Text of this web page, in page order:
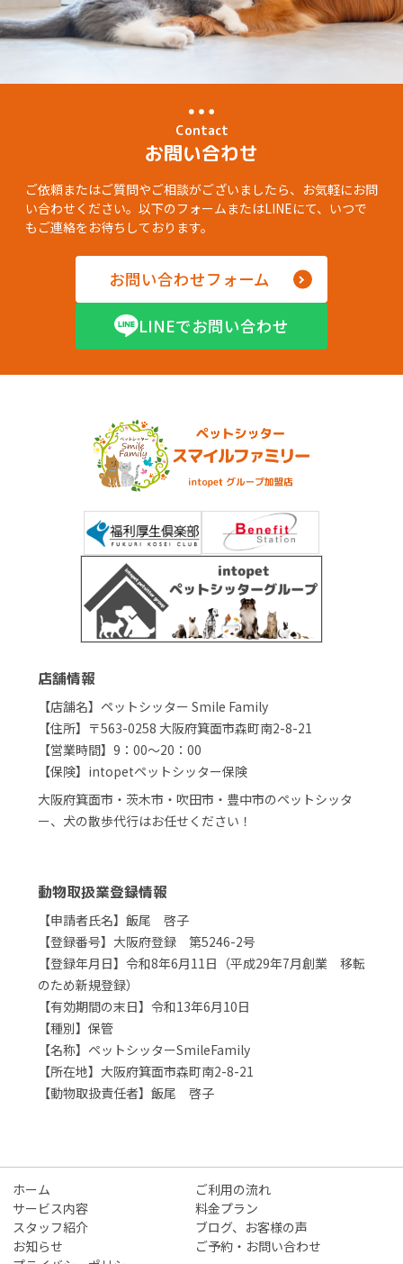
Contact
お問い合わせ
ご依頼またはご質問やご相談がございましたら、お気軽にお問
い合わせください。以下のフォームまたはLINEにて、いつで
もご連絡をお待ちしております。
お問い合わせフォーム
LINEでお問い合わせ
店舗情報
【店舗名】ペットシッター Smile Family
【住所】〒563-0258 大阪府箕面市森町南2-8-21
【営業時間】9：00～20：00
【保険】intopetペットシッター保険
大阪府箕面市・茨木市・吹田市・豊中市のペットシッタ
ー、犬の散歩代行はお任せください！
動物取扱業登録情報
【申請者氏名】飯尾 啓子
【登録番号】大阪府登録 第5246-2号
【登録年月日】令和8年6月11日（平成29年7月創業 移転
のため新規登録）
【有効期間の末日】令和13年6月10日
【種別】保管
【名称】ペットシッターSmileFamily
【所在地】大阪府箕面市森町南2-8-21
【動物取扱責任者】飯尾 啓子
ホーム
ご利用の流れ
サービス内容
料金プラン
スタッフ紹介
ブログ、お客様の声
お知らせ
ご予約・お問い合わせ